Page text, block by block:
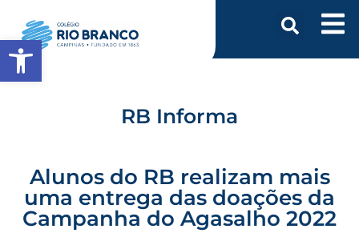
RB Informa
Alunos do RB realizam mais
uma entrega das doações da
Campanha do Agasalho 2022
Abrir a barra de ferramentas